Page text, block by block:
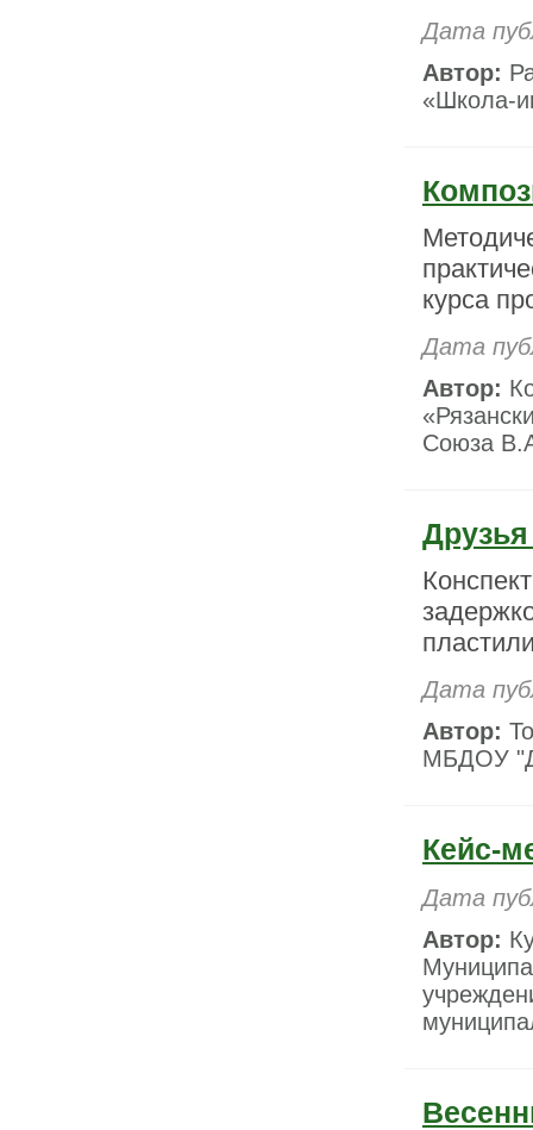
Дата
Автор:
«Школа-
курса
Дата
Автор:
Союза
Дата
Автор:
МБДОУ
Кейс-
Дата
Автор: